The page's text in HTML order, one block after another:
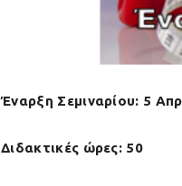
Έναρξη Σεμιναρίου: 5
Διδακτικές ώρες: 50